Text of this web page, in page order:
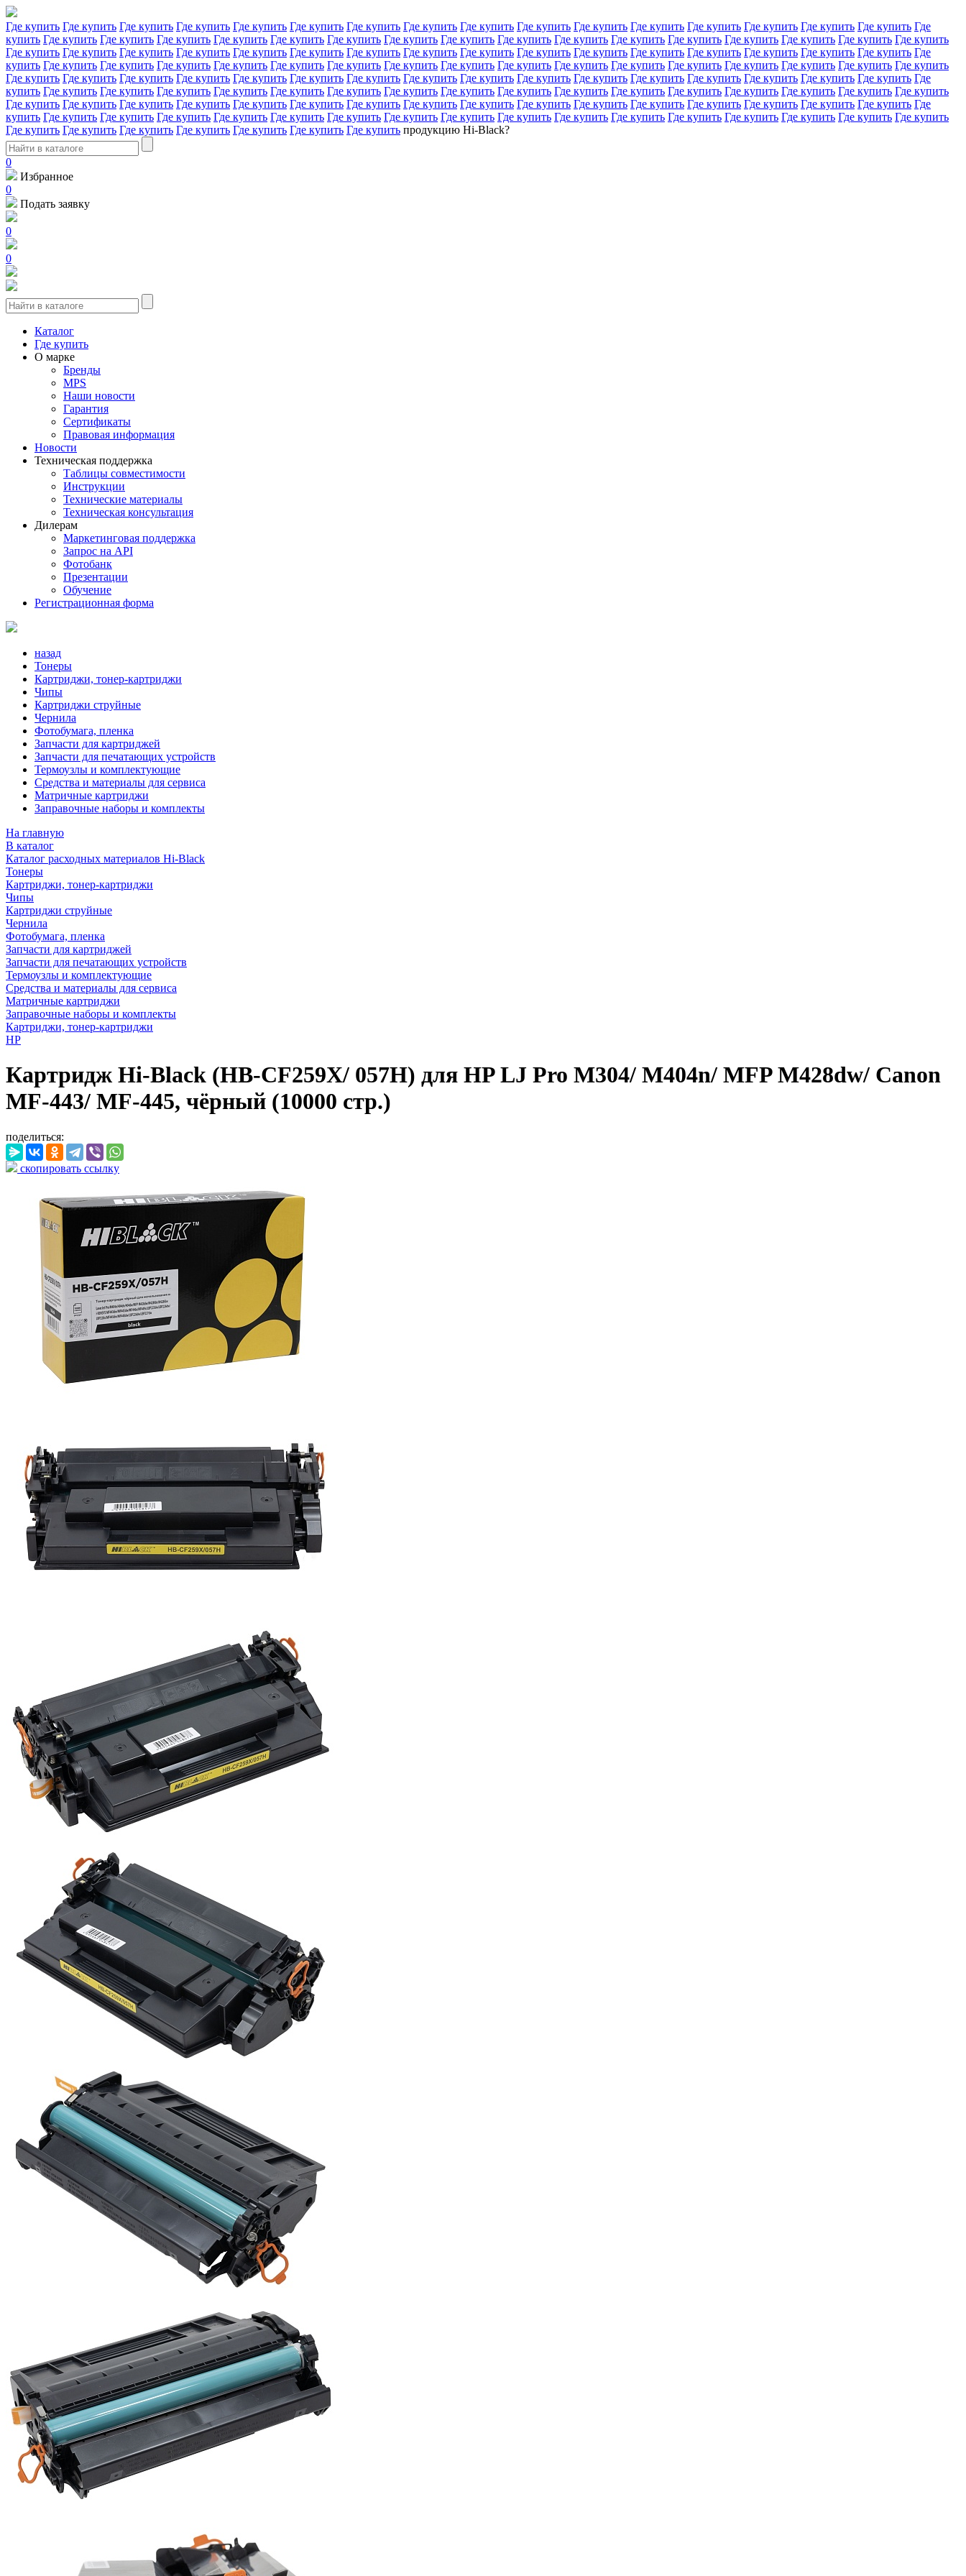
Где купить Где купить Где купить Где купить Где купить Где купить Где купить Где купить Где купить Где купить Где купить Где купить Где купить Где купить Где купить Где купить Где
купить Где купить Где купить Где купить Где купить Где купить Где купить Где купить Где купить Где купить Где купить Где купить Где купить Где купить Где купить Где купить Где купить
Где купить Где купить Где купить Где купить Где купить Где купить Где купить Где купить Где купить Где купить Где купить Где купить Где купить Где купить Где купить Где купить Где
купить Где купить Где купить Где купить Где купить Где купить Где купить Где купить Где купить Где купить Где купить Где купить Где купить Где купить Где купить Где купить Где купить
Где купить Где купить Где купить Где купить Где купить Где купить Где купить Где купить Где купить Где купить Где купить Где купить Где купить Где купить Где купить Где купить Где
купить Где купить Где купить Где купить Где купить Где купить Где купить Где купить Где купить Где купить Где купить Где купить Где купить Где купить Где купить Где купить Где купить
Где купить Где купить Где купить Где купить Где купить Где купить Где купить Где купить Где купить Где купить Где купить Где купить Где купить Где купить Где купить Где купить Где
купить Где купить Где купить Где купить Где купить Где купить Где купить Где купить Где купить Где купить Где купить Где купить Где купить Где купить Где купить Где купить Где купить
Где купить Где купить Где купить Где купить Где купить Где купить Где купить продукцию Hi-Black?
0
Избранное
0
Подать заявку
0
0
Каталог
Где купить
О марке
Бренды
MPS
Наши новости
Гарантия
Сертификаты
Правовая информация
Новости
Техническая поддержка
Таблицы совместимости
Инструкции
Технические материалы
Техническая консультация
Дилерам
Маркетинговая поддержка
Запрос на API
Фотобанк
Презентации
Обучение
Регистрационная форма
назад
Тонеры
Картриджи, тонер-картриджи
Чипы
Картриджи струйные
Чернила
Фотобумага, пленка
Запчасти для картриджей
Запчасти для печатающих устройств
Термоузлы и комплектующие
Средства и материалы для сервиса
Матричные картриджи
Заправочные наборы и комплекты
На главную
В каталог
Каталог расходных материалов Hi-Black
Тонеры
Картриджи, тонер-картриджи
Чипы
Картриджи струйные
Чернила
Фотобумага, пленка
Запчасти для картриджей
Запчасти для печатающих устройств
Термоузлы и комплектующие
Средства и материалы для сервиса
Матричные картриджи
Заправочные наборы и комплекты
Картриджи, тонер-картриджи
HP
Картридж Hi-Black (HB-CF259X/ 057H) для HP LJ Pro M304/ M404n/ MFP M428dw/ Canon
MF-443/ MF-445, чёрный (10000 стр.)
поделиться:
скопировать ссылку